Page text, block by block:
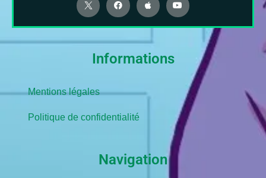
Informations
Mentions légales
Politique de confidentialité
Navigation